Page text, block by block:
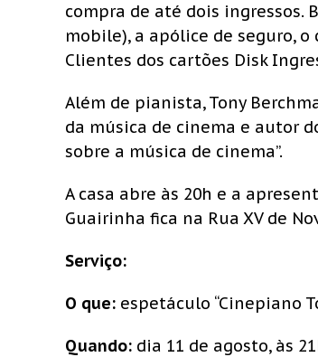
compra de até dois ingressos.
mobile), a apólice de seguro,
Clientes dos cartões Disk
Além de pianista, Tony
da música de cinema e autor
sobre a música de cinema”.
A casa abre às 20h e a
Guairinha fica na Rua XV de
Serviço:
O que: espetáculo “Cinepiano
Quando: dia 11 de agosto, às